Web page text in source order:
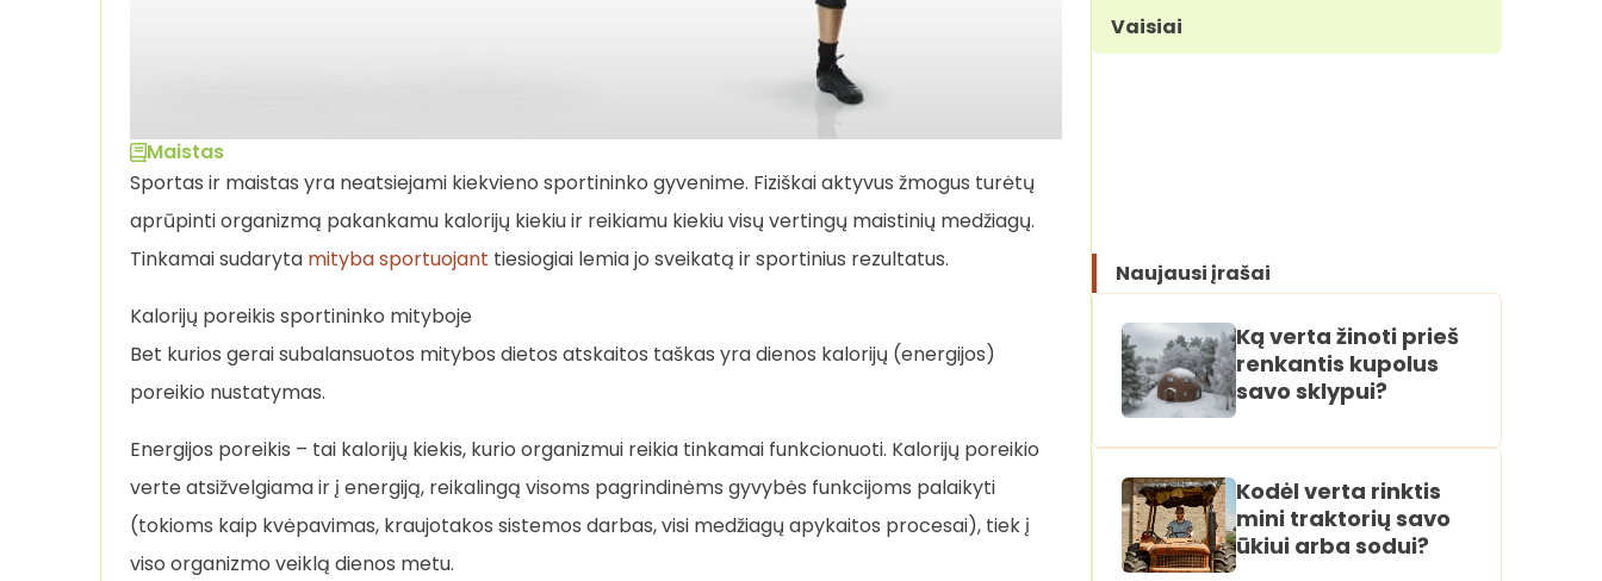
Maistas
Sportas ir maistas yra neatsiejami kiekvieno sportininko gyvenime. Fiziškai aktyvus žmogus turėtų
aprūpinti organizmą pakankamu kalorijų kiekiu ir reikiamu kiekiu visų vertingų maistinių medžiagų.
Tinkamai sudaryta mityba sportuojant tiesiogiai lemia jo sveikatą ir sportinius rezultatus.
Kalorijų poreikis sportininko mityboje
Bet kurios gerai subalansuotos mitybos dietos atskaitos taškas yra dienos kalorijų (energijos)
poreikio nustatymas.
Energijos poreikis – tai kalorijų kiekis, kurio organizmui reikia tinkamai funkcionuoti. Kalorijų poreikio
verte atsižvelgiama ir į energiją, reikalingą visoms pagrindinėms gyvybės funkcijoms palaikyti
(tokioms kaip kvėpavimas, kraujotakos sistemos darbas, visi medžiagų apykaitos procesai), tiek į
viso organizmo veiklą dienos metu.
Vaisiai
Naujausi įrašai
Ką verta žinoti prieš
renkantis kupolus
savo sklypui?
Kodėl verta rinktis
mini traktorių savo
ūkiui arba sodui?